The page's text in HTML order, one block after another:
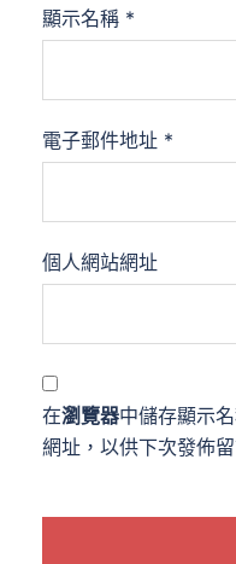
顯示名稱 *
電子郵件地址 *
個人網站網址
在瀏覽器中儲存顯示
網址，以供下次發佈